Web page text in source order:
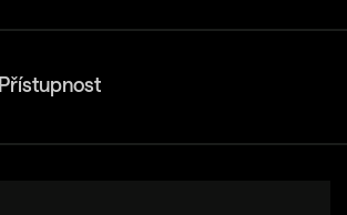
Přístupnost